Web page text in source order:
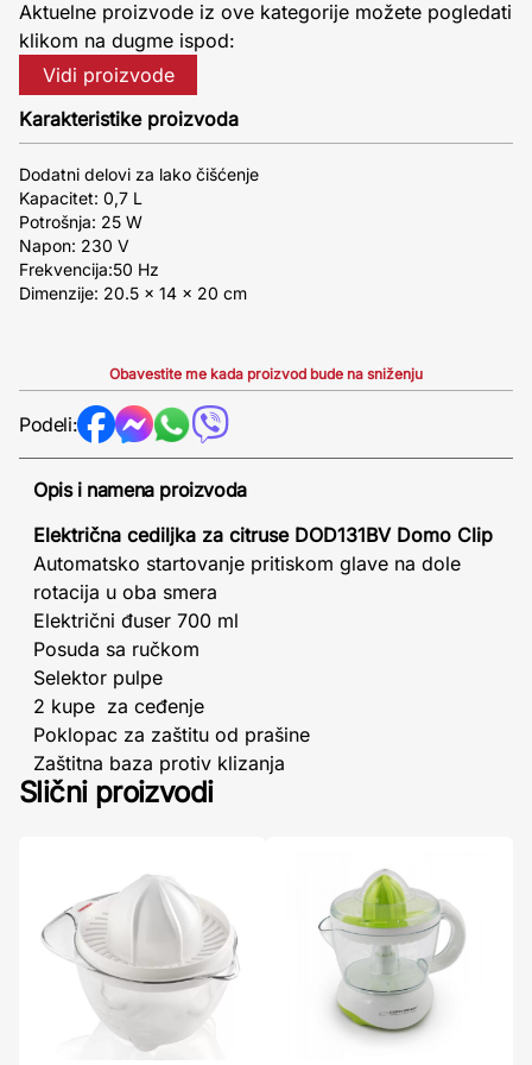
Aktuelne proizvode iz ove kategorije možete pogledati
klikom na dugme ispod:
Vidi proizvode
Karakteristike proizvoda
Dodatni delovi za lako čišćenje
Kapacitet: 0,7 L
Potrošnja: 25 W
Napon: 230 V
Frekvencija:50 Hz
Dimenzije: 20.5 x 14 x 20 cm
Obavestite me kada proizvod bude na sniženju
Podeli:
Opis i namena proizvoda
Električna cediljka za citruse DOD131BV Domo Clip
Automatsko startovanje pritiskom glave na dole
rotacija u oba smera
Električni đuser 700 ml
Posuda sa ručkom
Selektor pulpe
2 kupe za ceđenje
Poklopac za zaštitu od prašine
Zaštitna baza protiv klizanja
Slični proizvodi